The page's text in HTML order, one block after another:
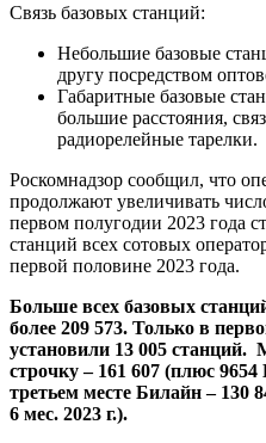
Связь базовых станций:
Небольшие базовые
другу посредством
Габаритные базовые
большие расстояния,
радиорелейные тарелки.
Роскомнадзор сообщил, что
продолжают увеличивать
первом полугодии 2023 года
станций всех сотовых
первой половине 2023 года.
Больше всех базовых
более 209 573. Только в
установили 13 005
строчку – 161 607 (плюс 9654
третьем месте Билайн – 130
6 мес. 2023 г.).